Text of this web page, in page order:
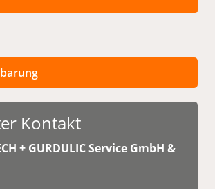
Kontakt
+ GURDULIC Service GmbH &